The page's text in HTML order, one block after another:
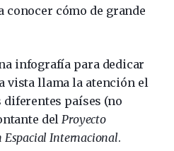
cómo de grande
infografía para dedicar
vista llama la atención el
diferentes países (no
delProyecto
Espacial Internacional.